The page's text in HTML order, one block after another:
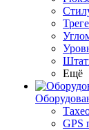
Ещё
GPS